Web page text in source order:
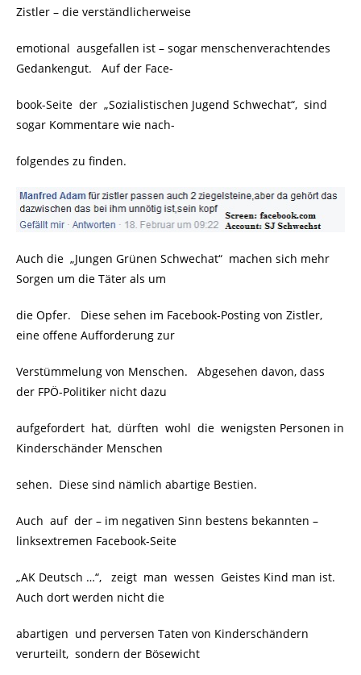
Zistler – die verständlicherweise
emotional ausgefallen ist – sogar menschenverachtendes
Gedankengut. Auf der Face-
book-Seite der „Sozialistischen Jugend Schwechat“, sind
sogar Kommentare wie nach-
folgendes zu finden.
Auch die „Jungen Grünen Schwechat“ machen sich mehr
Sorgen um die Täter als um
die Opfer. Diese sehen im Facebook-Posting von Zistler,
eine offene Aufforderung zur
Verstümmelung von Menschen. Abgesehen davon, dass
der FPÖ-Politiker nicht dazu
aufgefordert hat, dürften wohl die wenigsten Personen in
Kinderschänder Menschen
sehen. Diese sind nämlich abartige Bestien.
Auch auf der – im negativen Sinn bestens bekannten –
linksextremen Facebook-Seite
„AK Deutsch …“, zeigt man wessen Geistes Kind man ist.
Auch dort werden nicht die
abartigen und perversen Taten von Kinderschändern
verurteilt, sondern der Bösewicht